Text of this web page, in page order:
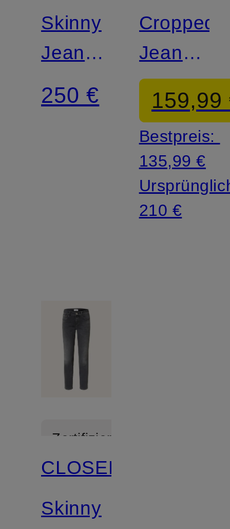
Skinny
Jeans
BAKER
250 €
Cropped
Jeans
BAKER
159,99
Bestpreis:
135,99 €
210 €
Zertifiziert
CLOSED
Skinny